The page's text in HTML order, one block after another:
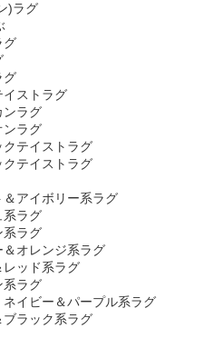
)ラグ
グ
グ
イストラグ
ンラグ
ンラグ
クテイストラグ
クテイストラグ
＆アイボリー系ラグ
系ラグ
系ラグ
＆オレンジ系ラグ
レッド系ラグ
系ラグ
ネイビー＆パープル系ラグ
ブラック系ラグ